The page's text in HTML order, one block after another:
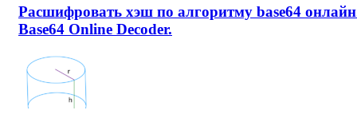
Расшифровать хэш по алгоритму base64
Base64 Online Decoder.